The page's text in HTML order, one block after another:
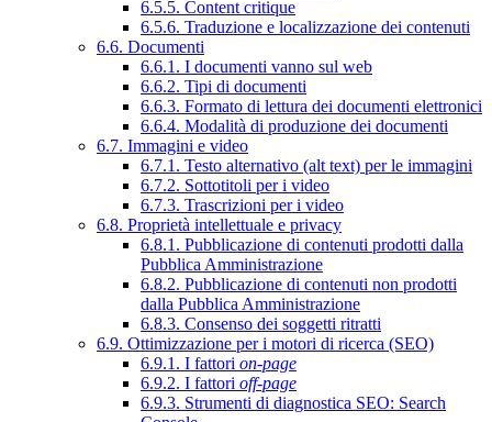
6.5.5. Content critique
6.5.6. Traduzione e localizzazione dei contenuti
6.6. Documenti
6.6.1. I documenti vanno sul web
6.6.2. Tipi di documenti
6.6.3. Formato di lettura dei documenti elettronici
6.6.4. Modalità di produzione dei documenti
6.7. Immagini e video
6.7.1. Testo alternativo (alt text) per le immagini
6.7.2. Sottotitoli per i video
6.7.3. Trascrizioni per i video
6.8. Proprietà intellettuale e privacy
6.8.1. Pubblicazione di contenuti prodotti dalla
Pubblica Amministrazione
6.8.2. Pubblicazione di contenuti non prodotti
dalla Pubblica Amministrazione
6.8.3. Consenso dei soggetti ritratti
6.9. Ottimizzazione per i motori di ricerca (SEO)
6.9.1. I fattori on-page
6.9.2. I fattori off-page
6.9.3. Strumenti di diagnostica SEO: Search